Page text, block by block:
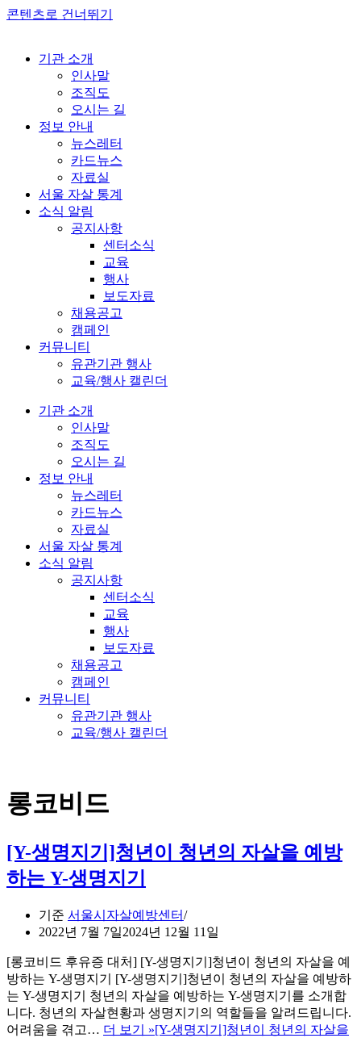
콘텐츠로 건너뛰기
기관 소개
인사말
조직도
오시는 길
정보 안내
뉴스레터
카드뉴스
자료실
서울 자살 통계
소식 알림
공지사항
센터소식
교육
행사
보도자료
채용공고
캠페인
커뮤니티
유관기관 행사
교육/행사 캘린더
기관 소개
인사말
조직도
오시는 길
정보 안내
뉴스레터
카드뉴스
자료실
서울 자살 통계
소식 알림
공지사항
센터소식
교육
행사
보도자료
채용공고
캠페인
커뮤니티
유관기관 행사
교육/행사 캘린더
롱코비드
[Y-생명지기]청년이 청년의 자살을 예방
하는 Y-생명지기
기준 서울시자살예방센터
2022년 7월 7일2024년 12월 11일
[롱코비드 후유증 대처] [Y-생명지기]청년이 청년의 자살을 예
방하는 Y-생명지기 [Y-생명지기]청년이 청년의 자살을 예방하
는 Y-생명지기 청년의 자살을 예방하는 Y-생명지기를 소개합
니다. 청년의 자살현황과 생명지기의 역할들을 알려드립니다.
어려움을 겪고… 더 보기 »[Y-생명지기]청년이 청년의 자살을